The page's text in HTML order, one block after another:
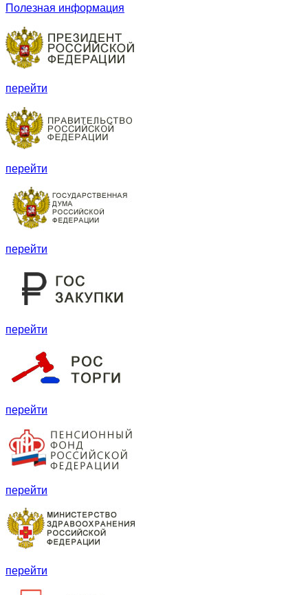
Полезная информация
перейти
перейти
перейти
перейти
перейти
перейти
перейти